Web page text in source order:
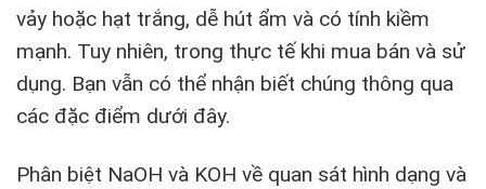
vảy hoặc hạt trắng, dễ hút ẩm và có tính kiềm
mạnh. Tuy nhiên, trong thực tế khi mua bán và sử
dụng. Bạn vẫn có thể nhận biết chúng thông qua
các đặc điểm dưới đây.
Phân biệt NaOH và KOH về quan sát hình dạng và